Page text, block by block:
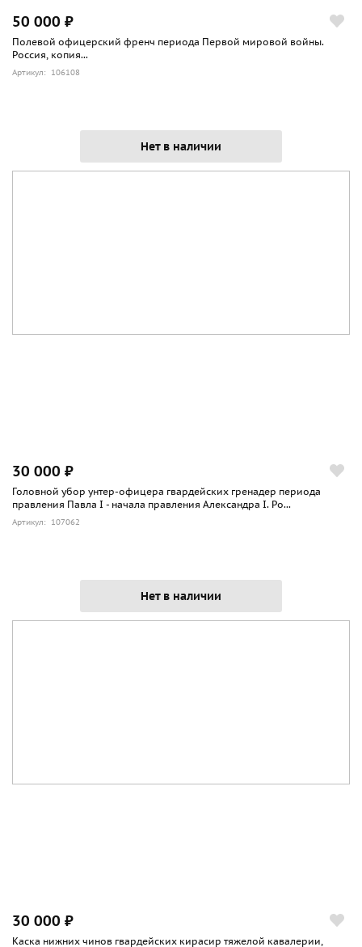
50 000 ₽
Полевой офицерский френч периода Первой мировой войны.
Россия, копия...
Артикул: 106108
Нет в наличии
30 000 ₽
Головной убор унтер-офицера гвардейских гренадер периода
правления Павла I - начала правления Александра I. Ро...
Артикул: 107062
Нет в наличии
30 000 ₽
Каска нижних чинов гвардейских кирасир тяжелой кавалерии,